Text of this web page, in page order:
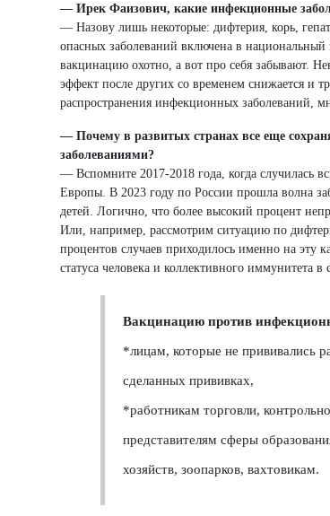
— Ирек Фаизович, какие инфекционные
— Назову лишь некоторые: дифтерия, корь,
опасных заболеваний включена в национальный
вакцинацию охотно, а вот про себя забывают.
эффект после других со временем снижается и
распространения инфекционных заболеваний,
— Почему в развитых странах все еще
заболеваниями?
— Вспомните 2017-2018 года, когда случилась
Европы. В 2023 году по России прошла волна
детей. Логично, что более высокий процент
Или, например, рассмотрим ситуацию по
процентов случаев приходилось именно на эту
статуса человека и коллективного иммунитета в
Вакцинацию против
*лицам, которые не прививались
сделанных прививках,
*работникам торговли,
представителям сферы
хозяйств, зоопарков, вахтовикам.